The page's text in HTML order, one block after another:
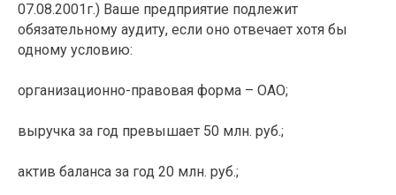
07.08.2001г.) Ваше предприятие подлежит
обязательному аудиту, если оно отвечает хотя бы
одному условию:
организационно-правовая форма – ОАО;
выручка за год превышает 50 млн. руб.;
актив баланса за год 20 млн. руб.;